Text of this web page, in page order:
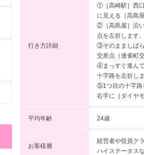
行き方詳細
①［高崎駅］西
に見える［高島
②［高島屋］沿
点を左折します。
③そのまましば
交差点（連雀町
④まっすぐ進ん
十字路を左折しま
⑤1つ目の十字路
右手に［ダイヤ
平均年齢 24歳
お客様層
経営者や役員ク
ハイステータス